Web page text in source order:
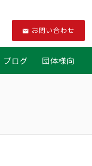
お問い合わせ
ブログ 団体様向